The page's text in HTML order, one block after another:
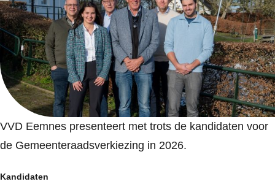
VVD Eemnes presenteert met trots de kandidaten voor
de Gemeenteraadsverkiezing in 2026.
Kandidaten